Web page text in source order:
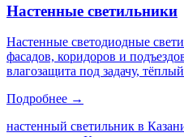
Настенные светильники
Настенные светодиодные
фасадов, коридоров и
влагозащита под задачу,
Подробнее →
настенный светильник в